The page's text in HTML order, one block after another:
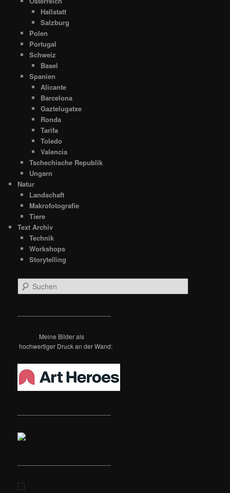
Hallstatt
Salzburg
Polen
Portugal
Schweiz
Basel
Spanien
Alicante
Barcelona
Gaztelugatxe
Ronda
Tarifa
Toledo
Valencia
Tschechische Republik
Ungarn
Natur
Landschaft
Makrofotografie
Tiere
Text Archiv
Technik
Workshops
Storytelling
u
Meine Bilder als
hochwertiger Druck an der Wand: